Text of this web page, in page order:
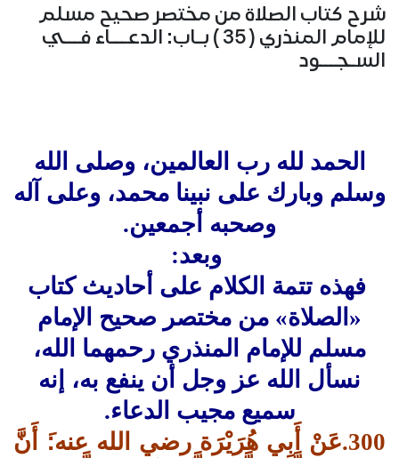
شرح كتاب الصلاة من مختصر صحيح مسلم
للإمام المنذري ( 35 ) بـاب: الدعـــاء فـــي
السـجـــود
الحمد لله رب العالمين، وصلى الله
وسلم وبارك على نبينا محمد، وعلى آله
وصحبه أجمعين.
وبعد:
فهذه تتمة الكلام على أحاديث كتاب
«الصلاة» من مختصر صحيح الإمام
مسلم للإمام المنذري رحمهما الله،
نسأل الله عز وجل أن ينفع به، إنه
سميع مجيب الدعاء.
300.عَنْ أَبِي هُرَيْرَة رضي الله عنه:َ أَنَّ